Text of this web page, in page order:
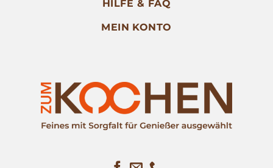
HILFE & FAQ
MEIN KONTO